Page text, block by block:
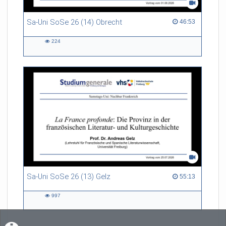
Sa-Uni SoSe 26 (14) Obrecht 46:53
46:53 duration
224
Sa-Uni SoSe 26 (13) Gelz 55:13
55:13 duration
997